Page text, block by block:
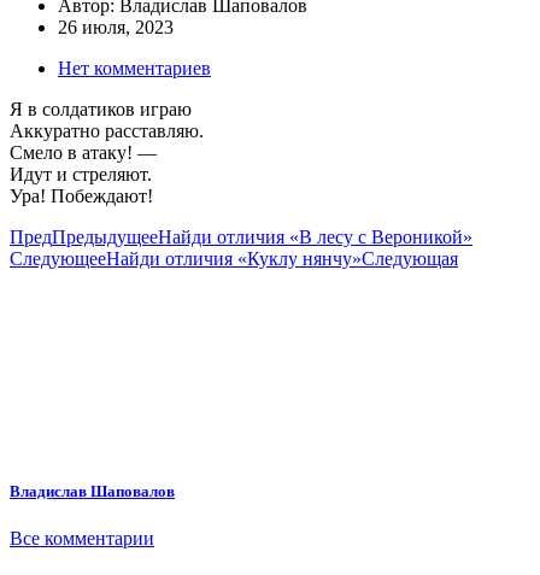
Автор: Владислав Шаповалов
26 июля, 2023
Нет комментариев
Я в солдатиков играю
Аккуратно расставляю.
Смело в атаку! —
Идут и стреляют.
Ура! Побеждают!
ПредПредыдущееНайди отличия «В лесу с Вероникой»
СледующееНайди отличия «Куклу нянчу»Следующая
Владислав Шаповалов
Все комментарии